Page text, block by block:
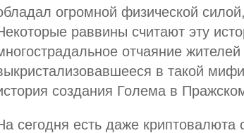
огромной физической
раввины считают эту
отчаяние
в такой
создания Голема в
сегодня есть даже криптовалюта